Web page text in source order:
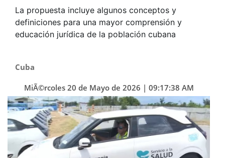
La propuesta incluye algunos conceptos y
definiciones para una mayor comprensión y
educación jurídica de la población cubana
Cuba
MiÃ©rcoles 20 de Mayo de 2026 | 09:17:38 AM